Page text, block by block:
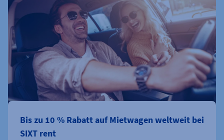
Bis zu 10 % Rabatt auf Mietwagen weltweit bei
SIXT rent